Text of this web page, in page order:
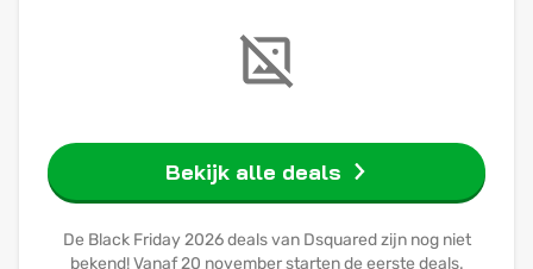
Bekijk alle deals
De Black Friday 2026 deals van Dsquared zijn nog niet
bekend! Vanaf 20 november starten de eerste deals.